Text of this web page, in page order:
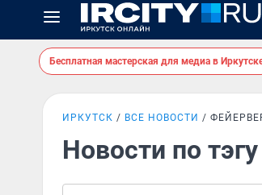
Бесплатная мастерская для медиа в
ИРКУТСК ВСЕ НОВОСТИ
Новости по